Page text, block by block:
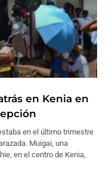
en Kenia en
en el último trimestre
Muigai, una
en el centro de Kenia,